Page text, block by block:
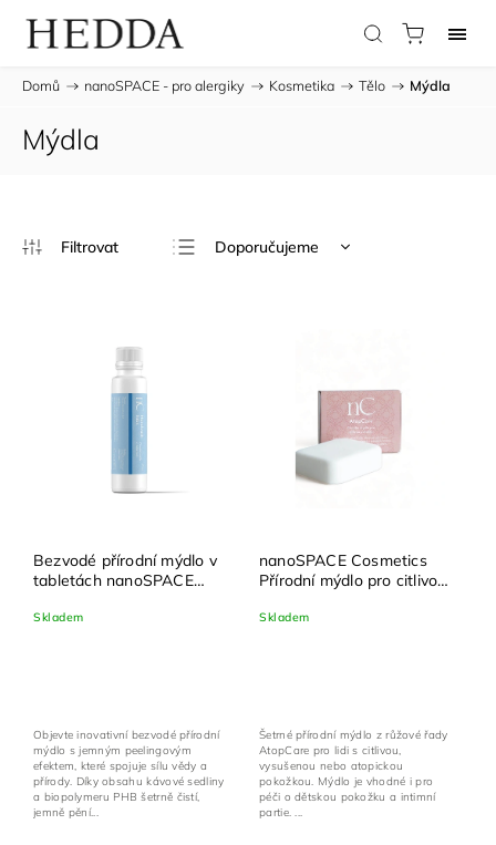
Domů / nanoSPACE - pro alergiky / Kosmetika / Tělo / Mýdla
Mýdla
Doporučujeme
Bezvodé přírodní mýdlo v
tabletách nanoSPACE
Skladem
Objevte inovativní bezvodé přírodní
mýdlo s jemným peelingovým
efektem, které spojuje sílu vědy a
přírody. Díky obsahu kávové sedliny
a biopolymeru PHB šetrně čistí,
jemně pění...
nanoSPACE Cosmetics
Přírodní mýdlo pro citlivou
Skladem
Šetrné přírodní mýdlo z růžové řady
AtopCare pro lidi s citlivou,
vysušenou nebo atopickou
pokožkou. Mýdlo je vhodné i pro
péči o dětskou pokožku a intimní
partie. ...